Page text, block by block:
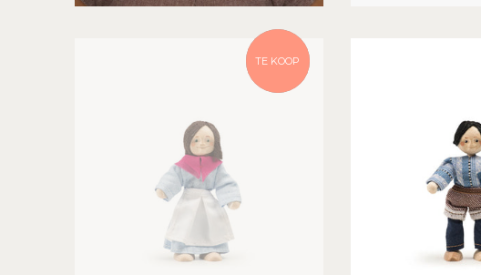
NIET OP
VOORRAAD
TE KOOP